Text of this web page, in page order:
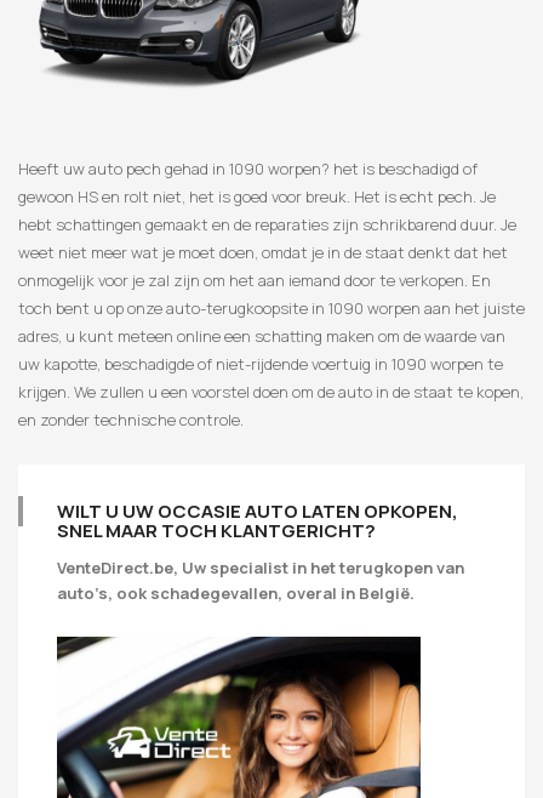
Heeft uw auto pech gehad in 1090 worpen? het is beschadigd of
gewoon HS en rolt niet, het is goed voor breuk. Het is echt pech. Je
hebt schattingen gemaakt en de reparaties zijn schrikbarend duur. Je
weet niet meer wat je moet doen, omdat je in de staat denkt dat het
onmogelijk voor je zal zijn om het aan iemand door te verkopen. En
toch bent u op onze auto-terugkoopsite in 1090 worpen aan het juiste
adres, u kunt meteen online een schatting maken om de waarde van
uw kapotte, beschadigde of niet-rijdende voertuig in 1090 worpen te
krijgen. We zullen u een voorstel doen om de auto in de staat te kopen,
en zonder technische controle.
WILT U UW OCCASIE AUTO LATEN OPKOPEN,
SNEL MAAR TOCH KLANTGERICHT?
VenteDirect.be, Uw specialist in het terugkopen van
auto’s, ook schadegevallen, overal in België.